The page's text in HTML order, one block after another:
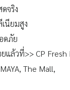
จริง
นียมสูง
ดภัย
ล้วที่>> CP Fresh
The Mall,